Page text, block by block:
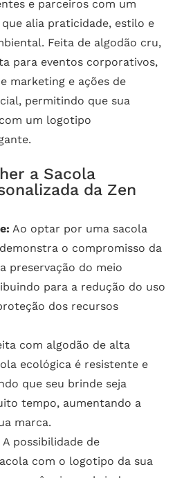
e parceiros com um
alia praticidade, estilo e
Feita de algodão cru,
para eventos corporativos,
marketing e ações de
permitindo que sua
um logotipo
a Sacola
da Zen
Ao optar por uma sacola
o compromisso da
preservação do meio
para a redução do uso
dos recursos
com algodão de alta
ecológica é resistente e
que seu brinde seja
tempo, aumentando a
marca.
A possibilidade de
com o logotipo da sua